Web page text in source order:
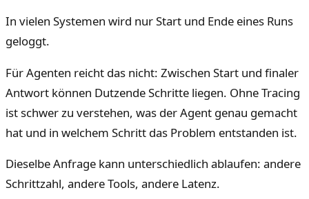
In vielen Systemen wird nur Start und Ende eines Runs
geloggt.
Für Agenten reicht das nicht: Zwischen Start und finaler
Antwort können Dutzende Schritte liegen. Ohne Tracing
ist schwer zu verstehen, was der Agent genau gemacht
hat und in welchem Schritt das Problem entstanden ist.
Dieselbe Anfrage kann unterschiedlich ablaufen: andere
Schrittzahl, andere Tools, andere Latenz.